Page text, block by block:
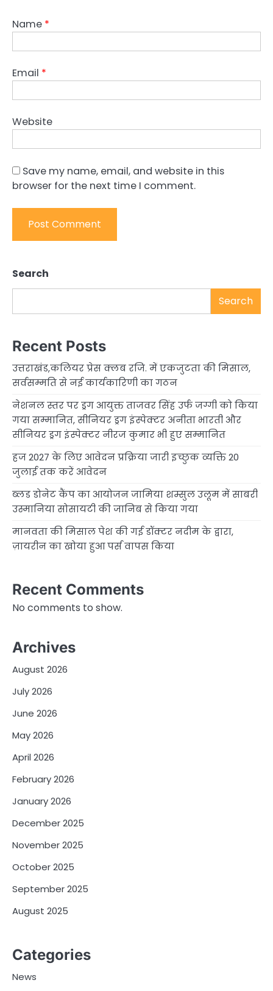
Name *
Email *
Website
Save my name, email, and website in this
browser for the next time I comment.
Search
Search
Recent Posts
उत्तराखंड,कलियर प्रेस क्लब रजि. में एकजुटता की मिसाल,
सर्वसम्मति से नई कार्यकारिणी का गठन
नेशनल स्तर पर ड्रग आयुक्त ताजवर सिंह उर्फ जग्गी को किया
गया सम्मानित, सीनियर ड्रग इंस्पेक्टर अनीता भारती और
सीनियर ड्रग इंस्पेक्टर नीरज कुमार भी हुए सम्मानित
हज 2027 के लिए आवेदन प्रक्रिया जारी इच्छुक व्यक्ति 20
जुलाई तक करें आवेदन
ब्लड डोनेट कैंप का आयोजन जामिया शम्सुल उलूम में साबरी
उस्मानिया सोसायटी की जानिब से किया गया
मानवता की मिसाल पेश की गई डॉक्टर नदीम के द्वारा,
ज़ायरीन का खोया हुआ पर्स वापस किया
Recent Comments
No comments to show.
Archives
August 2026
July 2026
June 2026
May 2026
April 2026
February 2026
January 2026
December 2025
November 2025
October 2025
September 2025
August 2025
Categories
News